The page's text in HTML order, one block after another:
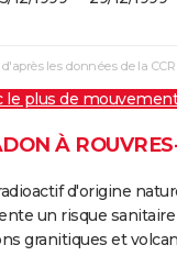
les données de la CCR
le plus de
À
d'origine
un risque
granitiques et